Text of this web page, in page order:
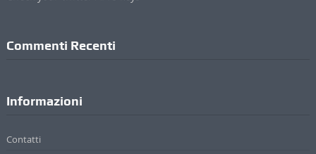
Commenti Recenti
Informazioni
Contatti